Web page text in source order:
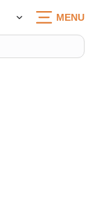
MENU